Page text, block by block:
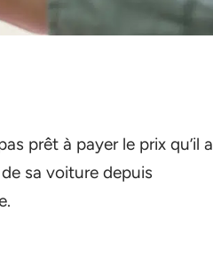
prêt à payer le prix qu’il a
sa voiture depuis